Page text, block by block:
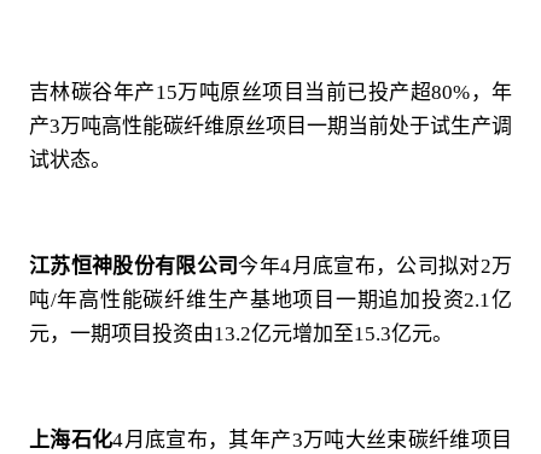
吉林碳谷年产15万吨原丝项目当前已投产超80%，年
产3万吨高性能碳纤维原丝项目一期当前处于试生产调
试状态。
江苏恒神股份有限公司今年4月底宣布，公司拟对2万
吨/年高性能碳纤维生产基地项目一期追加投资2.1亿
元，一期项目投资由13.2亿元增加至15.3亿元。
上海石化4月底宣布，其年产3万吨大丝束碳纤维项目